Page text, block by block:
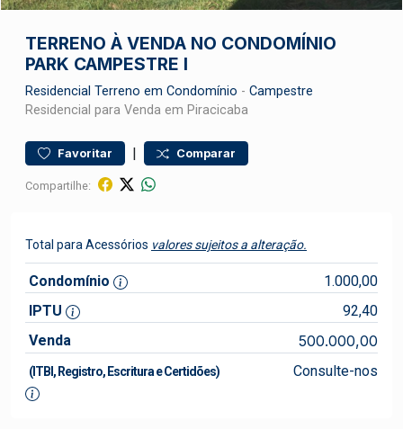
TERRENO À VENDA NO CONDOMÍNIO
PARK CAMPESTRE I
Residencial Terreno em Condomínio - Campestre
Residencial para Venda em Piracicaba
Favoritar | Comparar
Compartilhe:
Total para Acessórios valores sujeitos a alteração.
Condomínio
1.000,00
IPTU
92,40
Venda
500.000,00
(ITBI, Registro, Escritura e Certidões) Consulte-nos